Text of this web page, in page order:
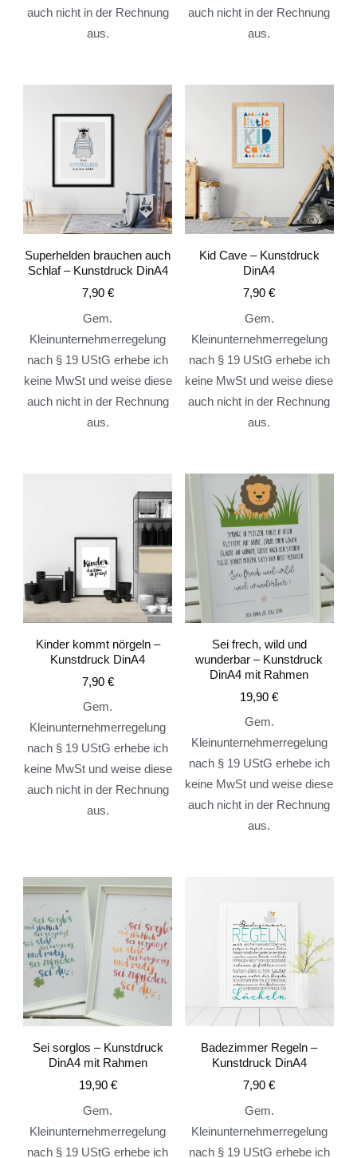
auch nicht in der Rechnung
aus.
auch nicht in der Rechnung
aus.
Superhelden brauchen auch
Schlaf – Kunstdruck DinA4
7,90 €
Gem.
Kleinunternehmerregelung
nach § 19 UStG erhebe ich
keine MwSt und weise diese
auch nicht in der Rechnung
aus.
Kid Cave – Kunstdruck
DinA4
7,90€
Gem.
Kleinunternehmerregelung
nach § 19 UStG erhebe ich
keine MwSt und weise diese
auch nicht in der Rechnung
aus.
Kinder kommt nörgeln –
Kunstdruck DinA4
7,90 €
Gem.
Kleinunternehmerregelung
nach § 19 UStG erhebe ich
keine MwSt und weise diese
auch nicht in der Rechnung
aus.
Sei frech, wild und
wunderbar – Kunstdruck
DinA4 mit Rahmen
19,90€
Gem.
Kleinunternehmerregelung
nach § 19 UStG erhebe ich
keine MwSt und weise diese
auch nicht in der Rechnung
aus.
Sei sorglos – Kunstdruck
DinA4 mit Rahmen
19,90 €
Gem.
Kleinunternehmerregelung
nach § 19 UStG erhebe ich
Badezimmer Regeln –
Kunstdruck DinA4
7,90€
Gem.
Kleinunternehmerregelung
nach § 19 UStG erhebe ich